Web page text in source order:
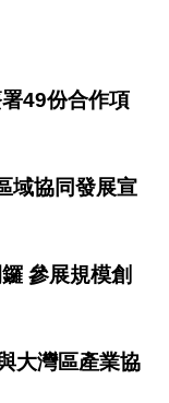
49份合作項
域協同發展宣
參展規模創
大灣區產業協